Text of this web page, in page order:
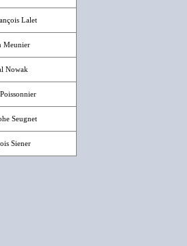
Lalet
Meunier
Nowak
Seugnet
Siener